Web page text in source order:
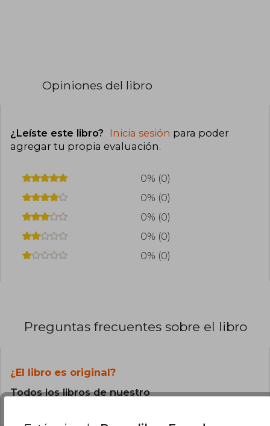
Opiniones del libro
¿Leíste este libro? Inicia sesión para poder
agregar tu propia evaluación.
0% (0)
0% (0)
0% (0)
0% (0)
0% (0)
Preguntas frecuentes sobre el libro
¿El libro es original?
Todos los libros de nuestro